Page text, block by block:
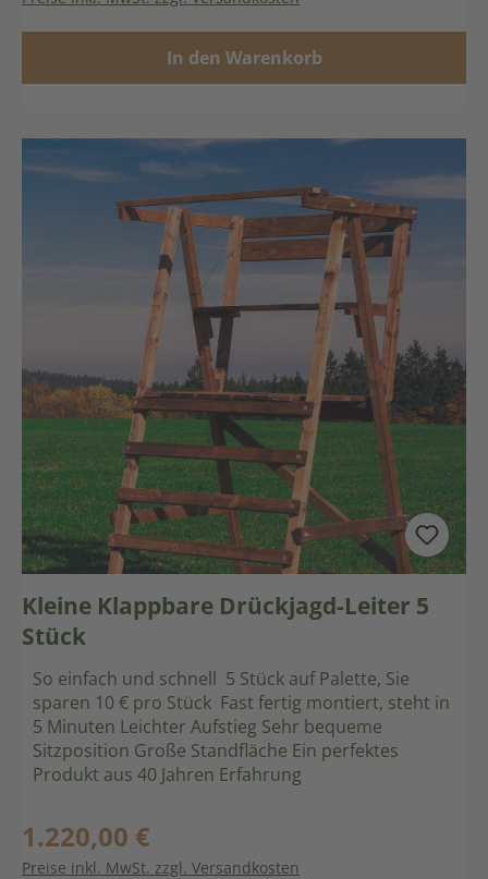
In den Warenkorb
Kleine Klappbare Drückjagd-Leiter 5
Stück
So einfach und schnell 5 Stück auf Palette, Sie
sparen 10 € pro Stück Fast fertig montiert, steht in
5 Minuten Leichter Aufstieg Sehr bequeme
Sitzposition Große Standfläche Ein perfektes
Produkt aus 40 Jahren Erfahrung
Regulärer Preis:
1.220,00 €
Preise inkl. MwSt. zzgl. Versandkosten